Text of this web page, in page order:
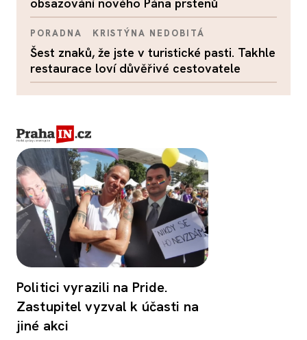
PORADNA KRISTÝNA NEDOBITÁ
Šest znaků, že jste v turistické pasti. Takhle
restaurace loví důvěřivé cestovatele
Politici vyrazili na Pride.
Zastupitel vyzval k účasti na
jiné akci